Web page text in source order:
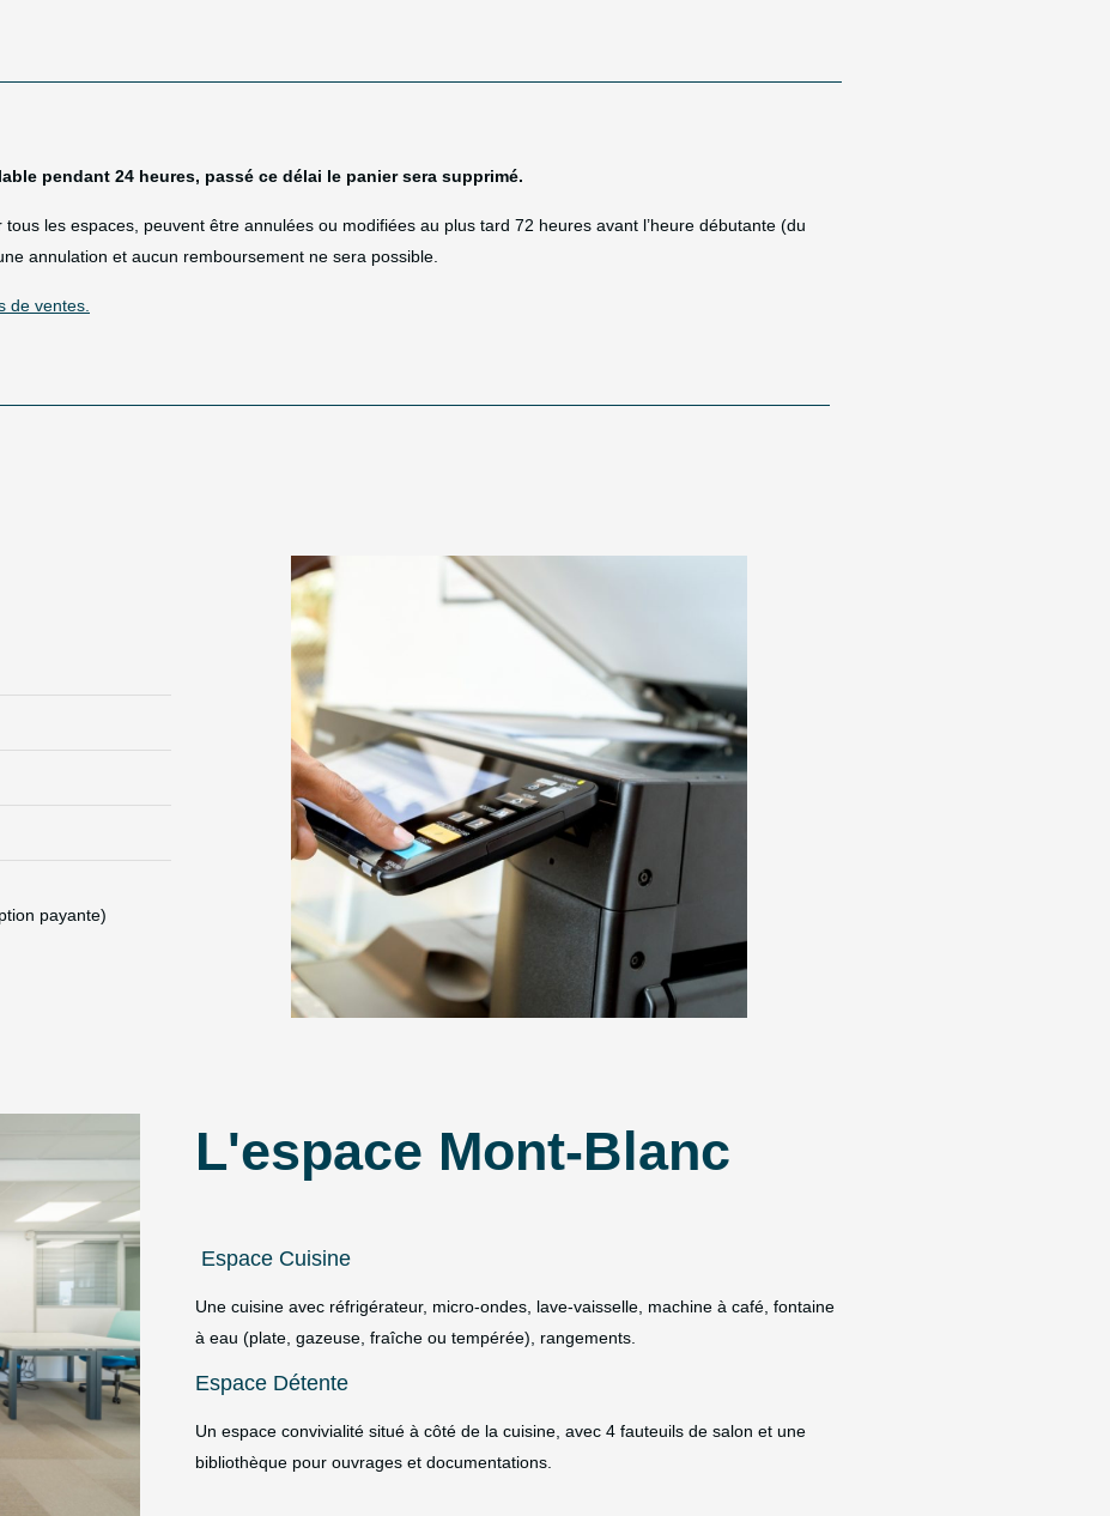
pendant 24 heures, passé ce délai le panier sera supprimé.
les espaces, peuvent être annulées ou modifiées au plus tard 72 heures avant l’heure débutante (du
annulation et aucun remboursement ne sera possible.
de ventes.
payante)
L'espace Mont-Blanc
Espace Cuisine
Une cuisine avec réfrigérateur, micro-ondes, lave-vaisselle, machine à café, fontaine
à eau (plate, gazeuse, fraîche ou tempérée), rangements.
Espace Détente
Un espace convivialité situé à côté de la cuisine, avec 4 fauteuils de salon et une
bibliothèque pour ouvrages et documentations.